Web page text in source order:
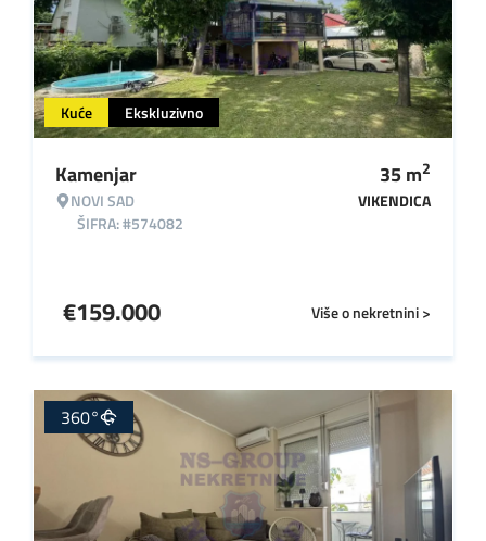
Kuće Ekskluzivno
Kamenjar
NOVI SAD
ŠIFRA: #574082
35m2
VIKENDICA
Više o nekretnini >
€159.000
360°